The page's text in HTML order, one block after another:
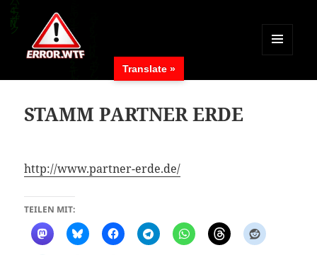
MENÜ
WIDGETS
STAMM PARTNER ERDE
http://www.partner-erde.de/
TEILEN MIT:
Translate »